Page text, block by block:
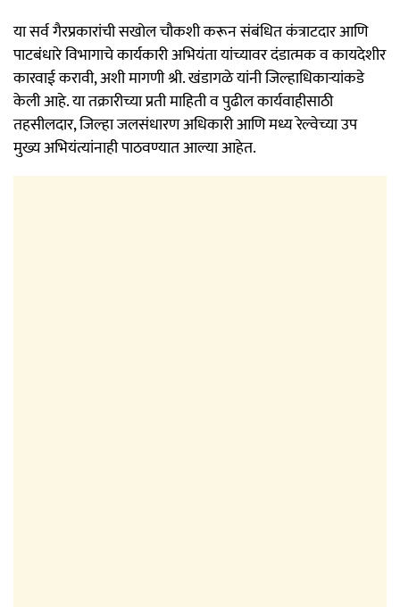
या सर्व गैरप्रकारांची सखोल चौकशी करून संबंधित कंत्राटदार आणि
पाटबंधारे विभागाचे कार्यकारी अभियंता यांच्यावर दंडात्मक व कायदेशीर
कारवाई करावी, अशी मागणी श्री. खंडागळे यांनी जिल्हाधिकाऱ्यांकडे
केली आहे. या तक्रारीच्या प्रती माहिती व पुढील कार्यवाहीसाठी
तहसीलदार, जिल्हा जलसंधारण अधिकारी आणि मध्य रेल्वेच्या उप
मुख्य अभियंत्यांनाही पाठवण्यात आल्या आहेत.